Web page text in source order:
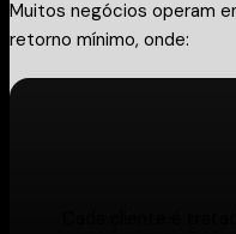
Muitos negócios operam
retorno mínimo, onde: